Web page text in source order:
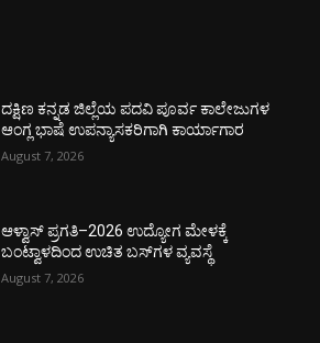
ದಕ್ಷಿಣ ಕನ್ನಡ ಜಿಲ್ಲೆಯ ಪದವಿ ಪೂರ್ವ ಕಾಲೇಜುಗಳ
ಆಂಗ್ಲ ಭಾಷೆ ಉಪನ್ಯಾಸಕರಿಗಾಗಿ ಕಾರ್ಯಾಗಾರ
August 7, 2026
ಆಳ್ವಾಸ್ ಪ್ರಗತಿ–2026 ಉದ್ಯೋಗ ಮೇಳಕ್ಕೆ
ಬಂಟ್ವಾಳದಿಂದ ಉಚಿತ ಬಸ್‌ಗಳ ವ್ಯವಸ್ಥೆ
August 7, 2026